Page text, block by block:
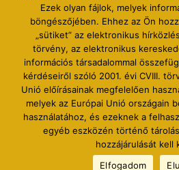
Ezek olyan fájlok, melyek
böngészőjében. Ehhez az Ön
„sütiket” az elektronikus
törvény, az elektronikus
információs társadalommal
kérdéseiről szóló 2001. évi CVIII.
Unió előírásainak megfelelően
melyek az Európai Unió országain
használatához, és ezeknek a
egyéb eszközén történő
hozzájárulását kell
Elfogadom